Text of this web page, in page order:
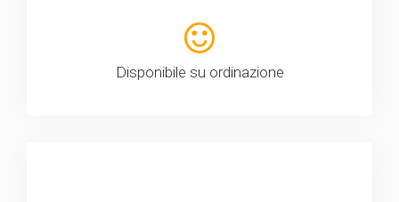
Disponibile su ordinazione